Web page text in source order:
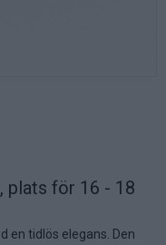
plats för 16 - 18
en tidlös elegans. Den